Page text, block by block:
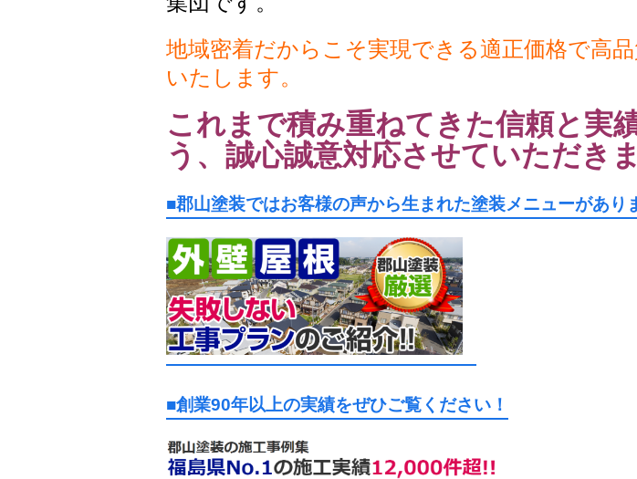
地域密着だからこそ実現できる適正価格で高
いたします。
これまで積み重ねてきた信頼と実
う、誠心誠意対応させていただきま
■郡山塗装ではお客様の声から生まれた塗装メニューがあり
■創業90年以上の実績をぜひご覧ください！